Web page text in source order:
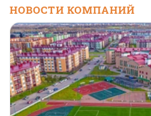
НОВОСТИ КОМПАНИЙ